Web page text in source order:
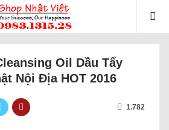
Oil Dầu Tẩy
Nội Địa HOT 2016
1.782